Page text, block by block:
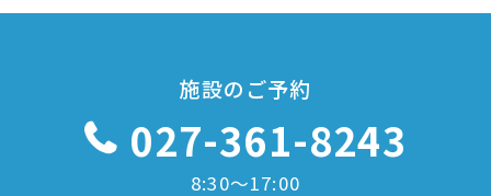
施設のご予約
027-361-8243
8:30〜17:00